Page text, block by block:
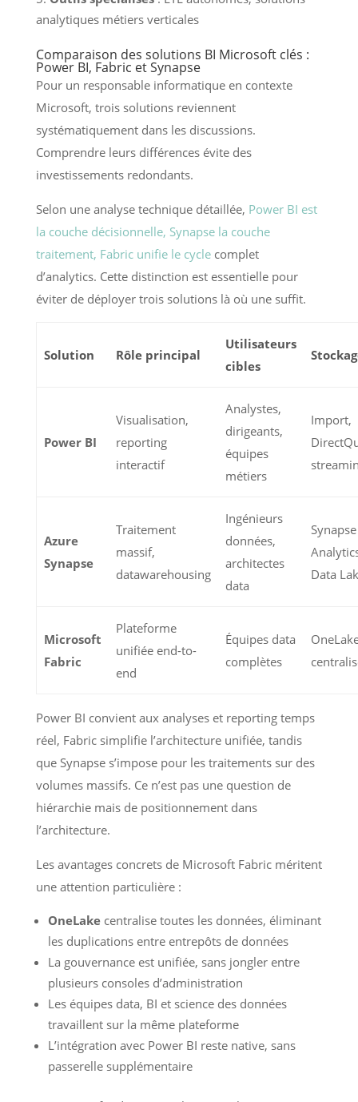
analytiques métiers verticales
Comparaison des solutions BI Microsoft clés :
Power BI, Fabric et Synapse
Pour un responsable informatique en contexte
Microsoft, trois solutions reviennent
systématiquement dans les discussions.
Comprendre leurs différences évite des
investissements redondants.
Selon une analyse technique détaillée, Power BI est
la couche décisionnelle, Synapse la couche
traitement, Fabric unifie le cyclecomplet
d’analytics. Cette distinction est essentielle pour
éviter de déployer trois solutions là où une suffit.
Solution Rôle principal
Utilisateurs
cibles
Power BI
Visualisation,
reporting
interactif
Analystes,
dirigeants,
équipes
métiers
Import,
Azure
Synapse
Traitement
massif,
datawarehousing
Ingénieurs
données,
architectes
data
Synapse
Data
Microsoft
Fabric
Plateforme
unifiée end-to-
end
Équipes data
complètes
Power BI convient aux analyses et reporting temps
réel, Fabric simplifie l’architecture unifiée, tandis
que Synapse s’impose pour les traitements sur des
volumes massifs. Ce n’est pas une question de
hiérarchie mais de positionnement dans
l’architecture.
Les avantages concrets de Microsoft Fabric méritent
une attention particulière :
OneLakecentralise toutes les données, éliminant
les duplications entre entrepôts de données
La gouvernance est unifiée, sans jongler entre
plusieurs consoles d’administration
Les équipes data, BI et science des données
travaillent sur la même plateforme
L’intégration avec Power BI reste native, sans
passerelle supplémentaire